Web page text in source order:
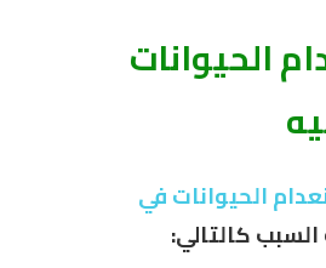
الحيوانات
الحيوانات في
كالتالي: